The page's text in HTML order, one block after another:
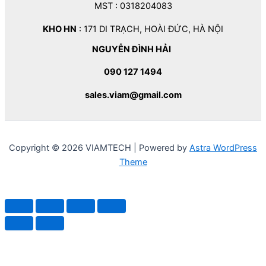
MST : 0318204083
KHO HN : 171 DI TRẠCH, HOÀI ĐỨC, HÀ NỘI
NGUYỄN ĐÌNH HẢI
090 127 1494
sales.viam@gmail.com
Copyright © 2026 VIAMTECH | Powered by Astra WordPress
Theme